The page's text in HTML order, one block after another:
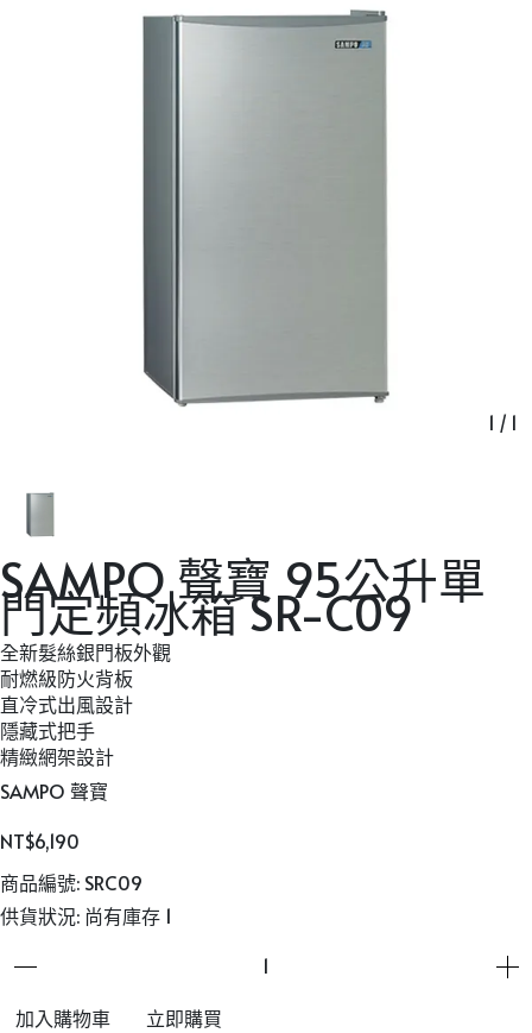
1 / 1
SAMPO 聲寶 95公升單
門定頻冰箱 SR-C09
全新髮絲銀門板外觀
耐燃級防火背板
直冷式出風設計
隱藏式把手
精緻網架設計
SAMPO 聲寶
NT$6,190
商品編號: SRC09
供貨狀況: 尚有庫存 1
加入購物車 立即購買